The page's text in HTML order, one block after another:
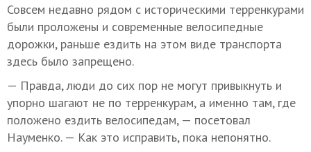
Совсем недавно рядом с историческими терренкурами
были проложены и современные велосипедные
дорожки, раньше ездить на этом виде транспорта
здесь было запрещено.
— Правда, люди до сих пор не могут привыкнуть и
упорно шагают не по терренкурам, а именно там, где
положено ездить велосипедам, — посетовал
Науменко. — Как это исправить, пока непонятно.